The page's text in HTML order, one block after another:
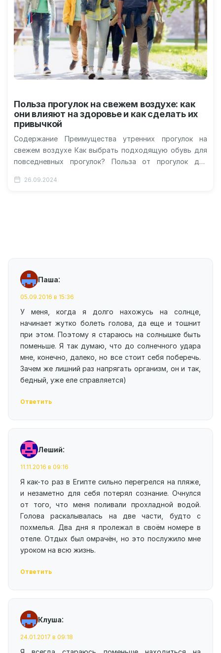
Польза прогулок на свежем воздухе: как
они влияют на здоровье и как сделать их
привычкой
Содержание Преимущества утренних прогулок на
свежем воздухе Как выбрать подходящую обувь для
повседневных прогулок? Польза от прогулок для
регулярными: советы…
26.09.2024
Паша:
05.09.2016 в 15:36
У меня, когда я долго нахожусь на солнце,
начинает жутко болеть голова, да еще и тошнит
при этом. Поэтому я стараюсь на солнышке быть
поменьше. Я так думаю, что до солнечного удара
мне, конечно, далеко, но все стоит себя поберечь.
Зачем же лишний раз напрягать организм, он и так,
бедный, уже еле справляется)
Ответить
Леший:
11.11.2016 в 09:16
Я как-то раз в Египте сильно перегрелся на пляже,
и незаметно для себя потерял сознание. Очнулся
от того, что меня поливали прохладной водой.
Голова раскалывалась на две части, будто с
похмелья. Два дня я пролежал в своём номере в
отеле. Отдых был омрачён, но это послужило мне
уроком на всю жизнь.
Ответить
Клуша:
24.01.2017 в 09:18